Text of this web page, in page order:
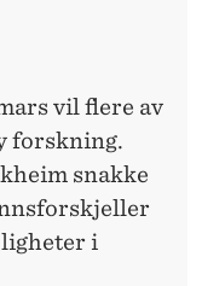
vil flere av
forskning.
snakke
i